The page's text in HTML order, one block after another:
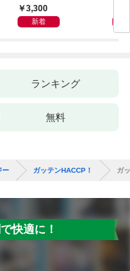
―遺伝科学と疑似科学
3,300
新着
ランキング
無料
ー ガッテンHACCP！ ガ
快適に！